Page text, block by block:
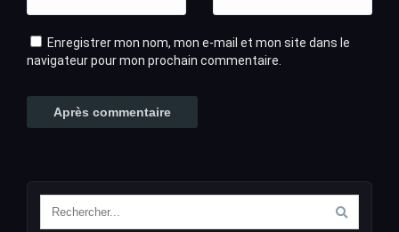
Enregistrer mon nom, mon e-mail et mon site dans le
navigateur pour mon prochain commentaire.